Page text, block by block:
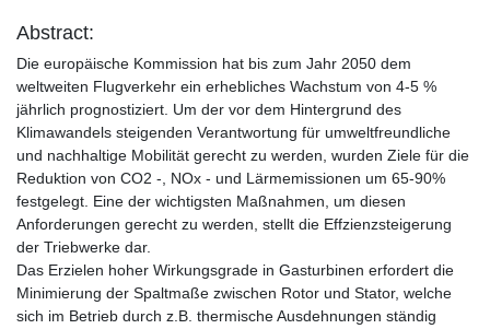
Abstract:
Die europäische Kommission hat bis zum Jahr 2050 dem
weltweiten Flugverkehr ein erhebliches Wachstum von 4-5 %
jährlich prognostiziert. Um der vor dem Hintergrund des
Klimawandels steigenden Verantwortung für umweltfreundliche
und nachhaltige Mobilität gerecht zu werden, wurden Ziele für die
Reduktion von CO2 -, NOx - und Lärmemissionen um 65-90%
festgelegt. Eine der wichtigsten Maßnahmen, um diesen
Anforderungen gerecht zu werden, stellt die Effzienzsteigerung
der Triebwerke dar.
Das Erzielen hoher Wirkungsgrade in Gasturbinen erfordert die
Minimierung der Spaltmaße zwischen Rotor und Stator, welche
sich im Betrieb durch z.B. thermische Ausdehnungen ständig